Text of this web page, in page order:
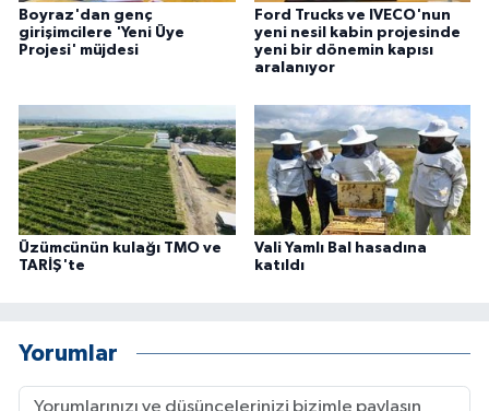
Boyraz'dan genç
girişimcilere 'Yeni Üye
Projesi' müjdesi
Ford Trucks ve IVECO'nun
yeni nesil kabin projesinde
yeni bir dönemin kapısı
aralanıyor
Üzümcünün kulağı TMO ve
TARİŞ'te
Vali Yamlı Bal hasadına
katıldı
Yorumlar